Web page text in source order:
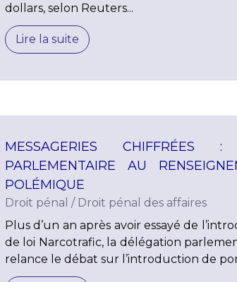
dollars, selon Reuters...
Lire la suite
MESSAGERIES CHIFFRÉES
PARLEMENTAIRE AU
POLÉMIQUE
Droit pénal / Droit pénal des affaires
Plus d’un an après avoir essayé de
de loi Narcotrafic, la délégation
relance le débat sur l’introduction de